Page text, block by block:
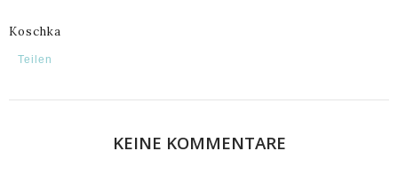
Koschka
Teilen
KEINE KOMMENTARE